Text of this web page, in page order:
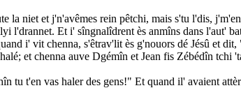
la niet et j'n'avêmes rein pêtchi, mais s'tu l'dis,
l'drannet. Et i' sîngnalîdrent ès anmîns dans l'aut'
i' vit chenna, s'êtrav'lit ès g'nouors dé Jésû et
et chenna auve Dgémîn et Jean fis Zébédîn tchi
tu t'en vas haler des gens!" Et quand il' avaient